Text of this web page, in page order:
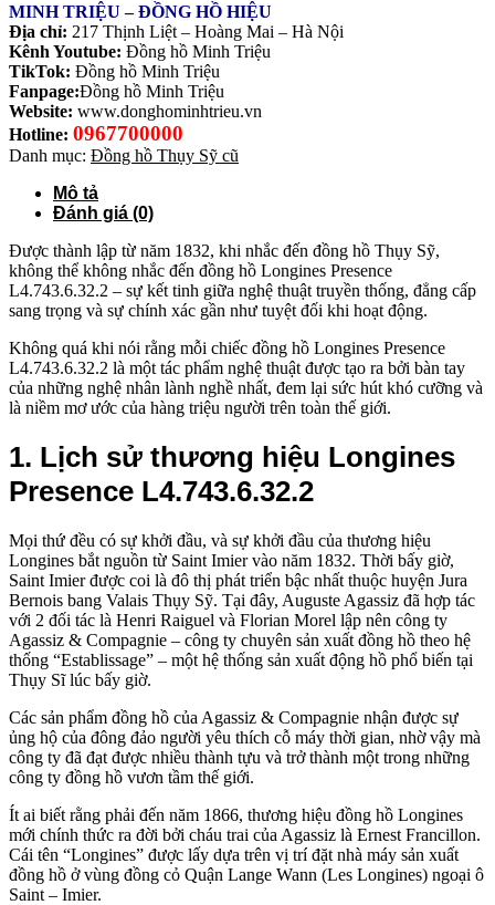
MINH TRIỆU – ĐỒNG HỒ HIỆU
Địa chỉ: 217 Thịnh Liệt – Hoàng Mai – Hà Nội
Kênh Youtube: Đồng hồ Minh Triệu
TikTok: Đồng hồ Minh Triệu
Fanpage:Đồng hồ Minh Triệu
Website: www.donghominhtrieu.vn
Hotline: 0967700000
Danh mục: Đồng hồ Thụy Sỹ cũ
Mô tả
Đánh giá (0)
Được thành lập từ năm 1832, khi nhắc đến đồng hồ Thụy Sỹ,
không thể không nhắc đến đồng hồ Longines Presence
L4.743.6.32.2 – sự kết tinh giữa nghệ thuật truyền thống, đẳng cấp
sang trọng và sự chính xác gần như tuyệt đối khi hoạt động.
Không quá khi nói rằng mỗi chiếc đồng hồ Longines Presence
L4.743.6.32.2 là một tác phẩm nghệ thuật được tạo ra bởi bàn tay
của những nghệ nhân lành nghề nhất, đem lại sức hút khó cưỡng và
là niềm mơ ước của hàng triệu người trên toàn thế giới.
1. Lịch sử thương hiệu Longines
Presence L4.743.6.32.2
Mọi thứ đều có sự khởi đầu, và sự khởi đầu của thương hiệu
Longines bắt nguồn từ Saint Imier vào năm 1832. Thời bấy giờ,
Saint Imier được coi là đô thị phát triển bậc nhất thuộc huyện Jura
Bernois bang Valais Thụy Sỹ. Tại đây, Auguste Agassiz đã hợp tác
với 2 đối tác là Henri Raiguel và Florian Morel lập nên công ty
Agassiz & Compagnie – công ty chuyên sản xuất đồng hồ theo hệ
thống “Establissage” – một hệ thống sản xuất động hồ phổ biến tại
Thụy Sĩ lúc bấy giờ.
Các sản phẩm đồng hồ của Agassiz & Compagnie nhận được sự
ủng hộ của đông đảo người yêu thích cỗ máy thời gian, nhờ vậy mà
công ty đã đạt được nhiều thành tựu và trở thành một trong những
công ty đồng hồ vươn tầm thế giới.
Ít ai biết rằng phải đến năm 1866, thương hiệu đồng hồ Longines
mới chính thức ra đời bởi cháu trai của Agassiz là Ernest Francillon.
Cái tên “Longines” được lấy dựa trên vị trí đặt nhà máy sản xuất
đồng hồ ở vùng đồng cỏ Quận Lange Wann (Les Longines) ngoại ô
Saint – Imier.